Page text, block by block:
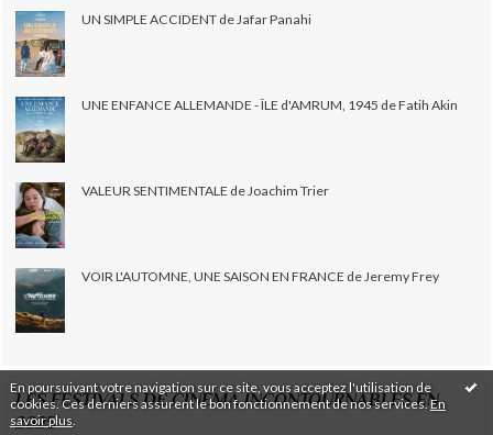
En poursuivant votre navigation sur ce site, vous acceptez l'utilisation de
cookies. Ces derniers assurent le bon fonctionnement de nos services.En
savoir plus
UN SIMPLE ACCIDENT de Jafar Panahi
UNE ENFANCE ALLEMANDE - ÎLE d'AMRUM, 1945 de Fatih Akin
VALEUR SENTIMENTALE de Joachim Trier
VOIR L'AUTOMNE, UNE SAISON EN FRANCE de Jeremy Frey
LES FESTIVALS DE CINÉMA INCONTOURNABLES EN
2025